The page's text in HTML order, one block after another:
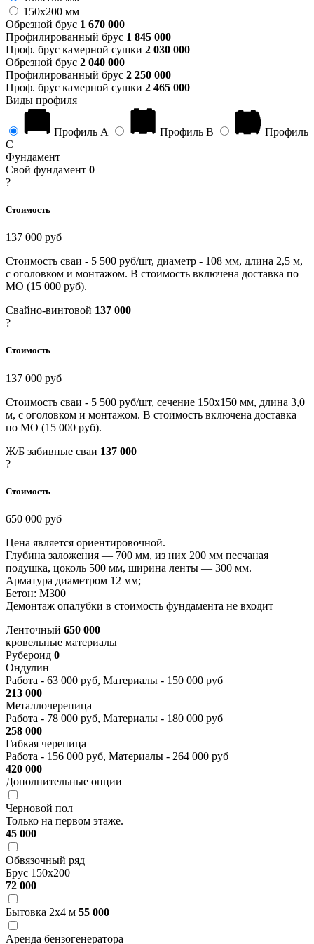
150x200 мм
Обрезной брус 1 670 000
Профилированный брус 1 845 000
Проф. брус камерной сушки 2 030 000
Обрезной брус 2 040 000
Профилированный брус 2 250 000
Проф. брус камерной сушки 2 465 000
Виды профиля
Профиль А Профиль B
Профиль
C
Фундамент
Свой фундамент 0
?
Стоимость
137 000 руб
Стоимость сваи - 5 500 руб/шт, диаметр - 108 мм, длина 2,5 м,
с оголовком и монтажом. В стоимость включена доставка по
МО (15 000 руб).
Свайно-винтовой 137 000
?
Стоимость
137 000 руб
Стоимость сваи - 5 500 руб/шт, сечение 150х150 мм, длина 3,0
м, с оголовком и монтажом. В стоимость включена доставка
по МО (15 000 руб).
Ж/Б забивные сваи 137 000
?
Стоимость
650 000 руб
Цена является ориентировочной.
Глубина заложения — 700 мм, из них 200 мм песчаная
подушка, цоколь 500 мм, ширина ленты — 300 мм.
Арматура диаметром 12 мм;
Бетон: М300
Демонтаж опалубки в стоимость фундамента не входит
Ленточный 650 000
кровельные материалы
Рубероид 0
Ондулин
Работа - 63 000 руб, Материалы - 150 000 руб
213 000
Металлочерепица
Работа - 78 000 руб, Материалы - 180 000 руб
258 000
Гибкая черепица
Работа - 156 000 руб, Материалы - 264 000 руб
420 000
Дополнительные опции
Черновой пол
Только на первом этаже.
45 000
Обвязочный ряд
Брус 150х200
72 000
Бытовка 2х4 м 55 000
Аренда бензогенератора